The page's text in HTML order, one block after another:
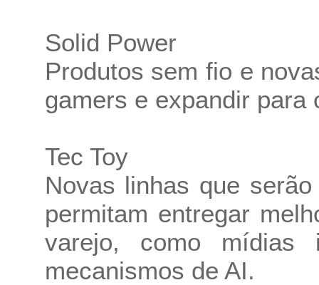
Solid Power
Produtos sem fio e
gamers e expandir para
Tec Toy
Novas linhas que
permitam entregar
varejo, como mídias
mecanismos de AI.